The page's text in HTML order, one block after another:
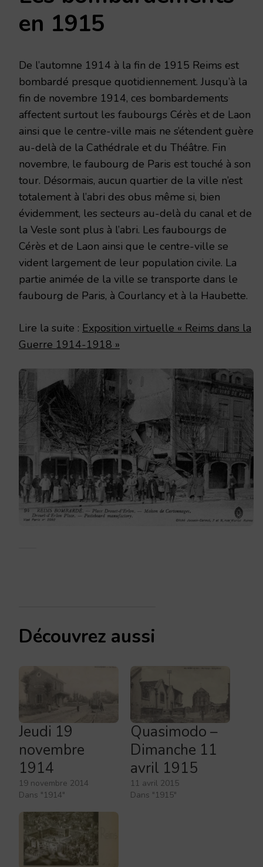
en 1915
De l’automne 1914 à la fin de 1915 Reims est
bombardé presque quotidiennement. Jusqu’à la
fin de novembre 1914, ces bombardements
affectent surtout les faubourgs Cérès et de Laon
ainsi que le centre-ville mais ne s’étendent guère
au-delà de la Cathédrale et du Théâtre. Fin
novembre, le faubourg de Paris est touché à son
tour. Désormais, aucun quartier de la ville n’est
totalement à l’abri des obus même si, bien
évidemment, les secteurs au-delà du canal et de
la Vesle sont plus à l’abri. Les faubourgs de
Cérès et de Laon ainsi que le centre-ville se
vident largement de leur population civile. La
partie animée de la ville se transporte dans le
faubourg de Paris, à Courlancy et à la Haubette.
Lire la suite : Exposition virtuelle « Reims dans la
Guerre 1914-1918 »
Découvrez aussi
Jeudi 19
novembre
1914
19 novembre 2014
Dans "1914"
Quasimodo –
Dimanche 11
avril 1915
11 avril 2015
Dans "1915"